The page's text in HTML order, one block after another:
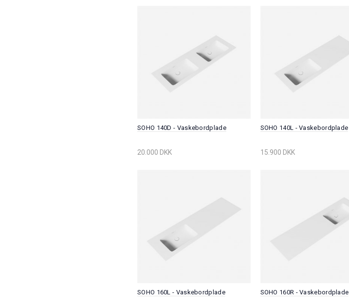
SOHO 140D - Vaskebordplade
20.000 DKK
SOHO 140L - Vaskebordplade
15.900 DKK
SOHO 160L - Vaskebordplade SOHO 160R - Vaskebordplade